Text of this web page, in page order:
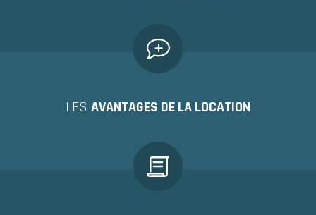
LES AVANTAGES DE LA LOCATION